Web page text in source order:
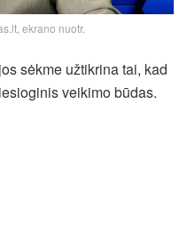
ekrano nuotr.
sėkme užtikrina tai, kad
veikimo būdas.